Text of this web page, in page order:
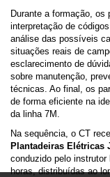
Durante a formação, os
interpretação de
análise das possíveis
situações reais de
esclarecimento de
sobre manutenção,
técnicas. Ao final, os
de forma eficiente na
da linha 7M.
Na sequência, o CT
Plantadeiras Elétricas
conduzido pelo instrutor
horas, distribuídas ao